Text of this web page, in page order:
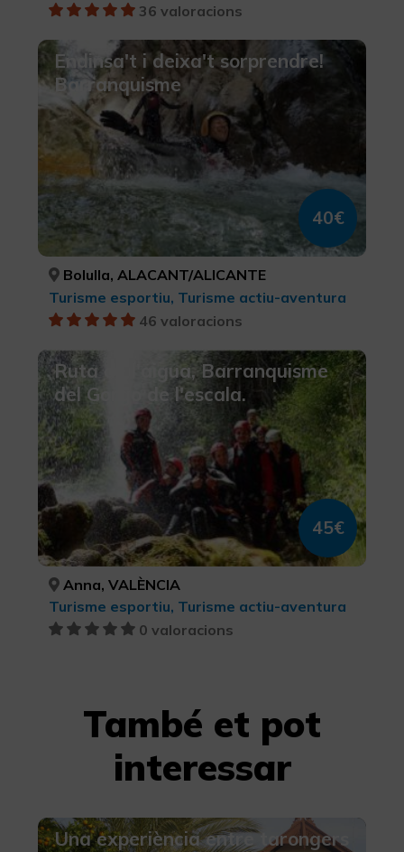
36 valoracions
Endinsa't i deixa't sorprendre!
Barranquisme
40€
Bolulla, ALACANT/ALICANTE
Turisme esportiu, Turisme actiu-aventura
46 valoracions
Ruta de l'aigua, Barranquisme
del Gorgo de l'escala.
45€
Anna, VALÈNCIA
Turisme esportiu, Turisme actiu-aventura
0 valoracions
També et pot
interessar
Una experiència entre tarongers